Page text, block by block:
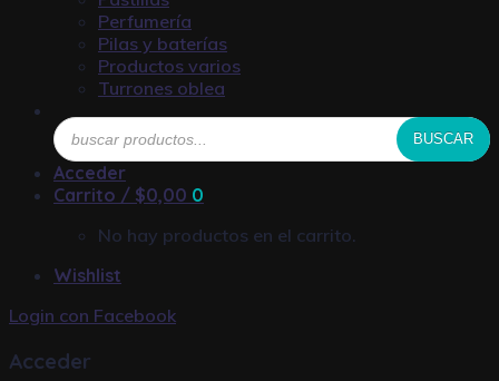
Perfumería
Pilas y baterías
Productos varios
Turrones oblea
Búsqueda
de
productos
BUSCAR
Acceder
Carrito / $0,00 0
No hay productos en el carrito.
Wishlist
Login con Facebook
Acceder